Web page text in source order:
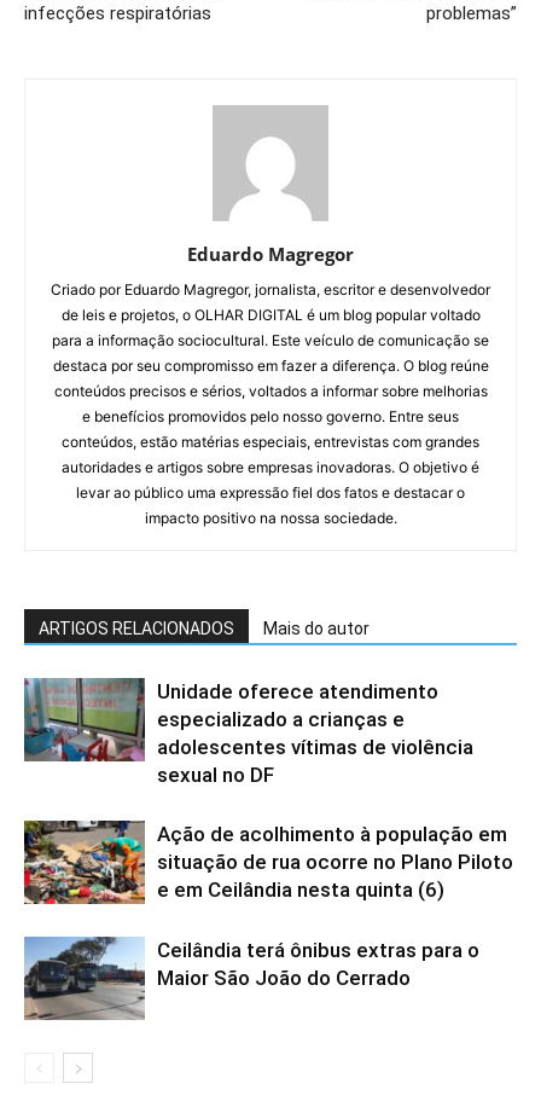
infecções respiratórias
problemas”
Eduardo Magregor
Criado por Eduardo Magregor, jornalista, escritor e desenvolvedor
de leis e projetos, o OLHAR DIGITAL é um blog popular voltado
para a informação sociocultural. Este veículo de comunicação se
destaca por seu compromisso em fazer a diferença. O blog reúne
conteúdos precisos e sérios, voltados a informar sobre melhorias
e benefícios promovidos pelo nosso governo. Entre seus
conteúdos, estão matérias especiais, entrevistas com grandes
autoridades e artigos sobre empresas inovadoras. O objetivo é
levar ao público uma expressão fiel dos fatos e destacar o
impacto positivo na nossa sociedade.
ARTIGOS RELACIONADOS Mais do autor
Unidade oferece atendimento
especializado a crianças e
adolescentes vítimas de violência
sexual no DF
Ação de acolhimento à população em
situação de rua ocorre no Plano Piloto
e em Ceilândia nesta quinta (6)
Ceilândia terá ônibus extras para o
Maior São João do Cerrado